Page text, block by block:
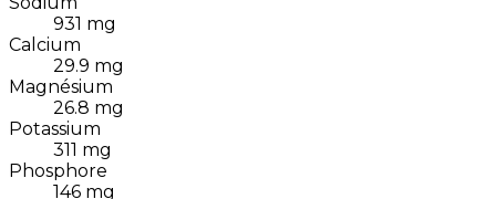
931 mg
Calcium
29.9 mg
Magnésium
26.8 mg
Potassium
311 mg
Phosphore
146 mg